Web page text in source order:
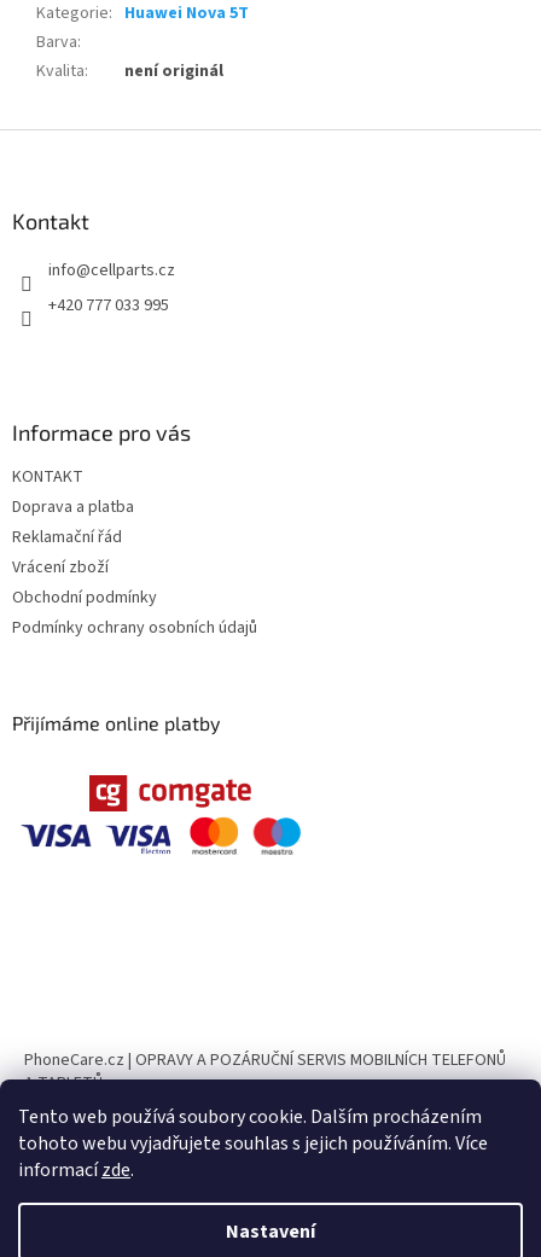
Tento web používá soubory cookie. Dalším procházením
tohoto webu vyjadřujete souhlas s jejich používáním. Více
informacízde.
Nastavení
UPOZORNĚNÍ Ve dnech 10. 8. – 23. 8. 2026 bude naše provozovna z
tomto období nebude možný. 📧 V případě dotazů, reklamací nebo
Kategorie: Huawei Nova 5T
Barva:
Kvalita: není originál
Kontakt
info@cellparts.cz
+420 777 033 995
Informace pro vás
KONTAKT
Doprava a platba
Reklamační řád
Vrácení zboží
Obchodní podmínky
Podmínky ochrany osobních údajů
Přijímáme online platby
PhoneCare.cz | OPRAVY A POZÁRUČNÍ SERVIS MOBILNÍCH TELEFONŮ
A TABLETŮ
PhoneParts.cz
Vytvořil Shoptet